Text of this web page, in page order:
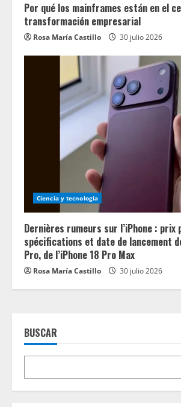
Por qué los mainframes están en el
transformación empresarial
Rosa María Castillo 30 julio 2026
Ciencia y tecnologia
Dernières rumeurs sur l’iPhone : prix
spécifications et date de lancement
Pro, de l’iPhone 18 Pro Max
Rosa María Castillo 30 julio 2026
BUSCAR